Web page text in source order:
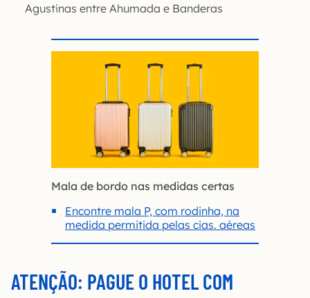
Agustinas entre Ahumada e Banderas
Mala de bordo nas medidas certas
Encontre mala P, com rodinha, na
medida permitida pelas cias. aéreas
ATENÇÃO: PAGUE O HOTEL COM